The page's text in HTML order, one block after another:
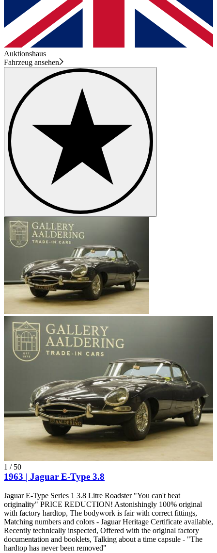
Auktionshaus
Fahrzeug ansehen
1 / 50
1963 | Jaguar E-Type 3.8
Jaguar E-Type Series 1 3.8 Litre Roadster "You can't beat
originality" PRICE REDUCTION! Astonishingly 100% original
with factory hardtop, The bodywork is fair with correct fittings,
Matching numbers and colors - Jaguar Heritage Certificate available,
Recently technically inspected, Offered with the original factory
documentation and booklets, Talking about a time capsule - "The
hardtop has never been removed"